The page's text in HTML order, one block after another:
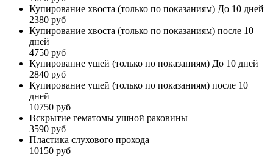
Купирование хвоста (только по показаниям) До 10 дней
2380 руб
Купирование хвоста (только по показаниям) после 10
дней
4750 руб
Купирование ушей (только по показаниям) До 10 дней
2840 руб
Купирование ушей (только по показаниям) после 10
дней
10750 руб
Вскрытие гематомы ушной раковины
3590 руб
Пластика слухового прохода
10150 руб